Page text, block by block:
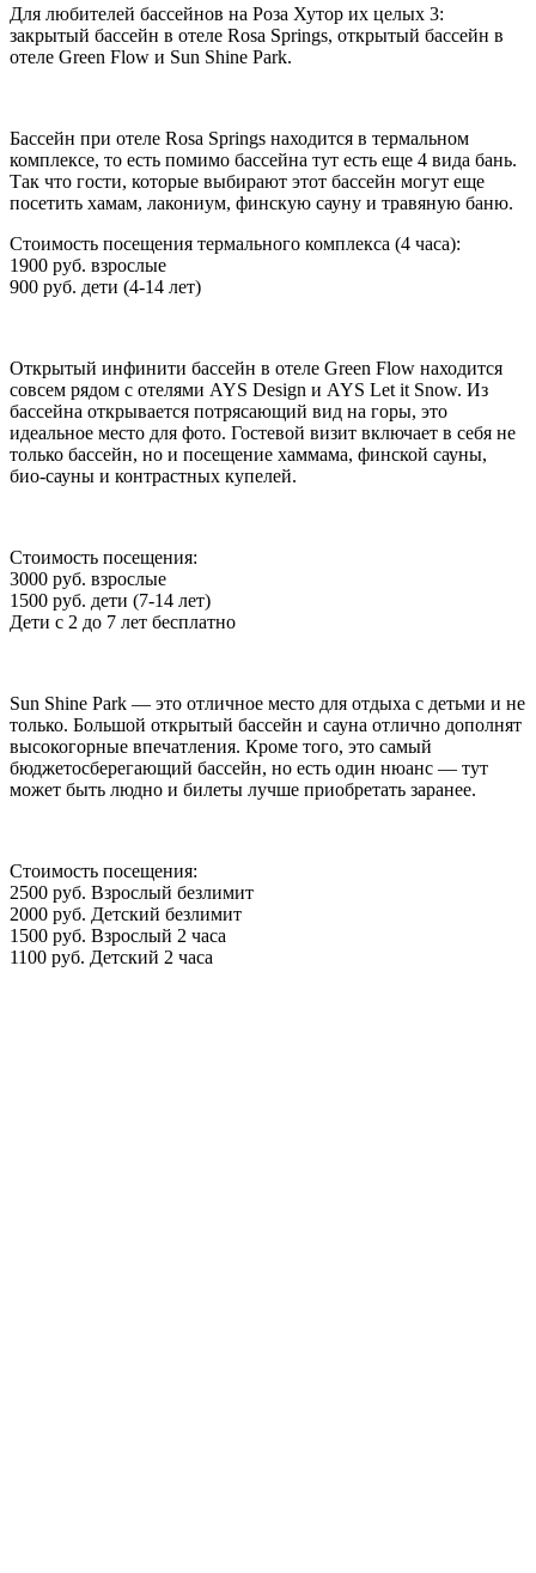
Для любителей бассейнов на Роза Хутор их целых 3:
закрытый бассейн в отеле Rosa Springs, открытый бассейн в
отеле Green Flow и Sun Shine Park.
Бассейн при отеле Rosa Springs находится в термальном
комплексе, то есть помимо бассейна тут есть еще 4 вида бань.
Так что гости, которые выбирают этот бассейн могут еще
посетить хамам, лакониум, финскую сауну и травяную баню.
Стоимость посещения термального комплекса (4 часа):
1900 руб. взрослые
900 руб. дети (4-14 лет)
Открытый инфинити бассейн в отеле Green Flow находится
совсем рядом с отелями AYS Design и AYS Let it Snow. Из
бассейна открывается потрясающий вид на горы, это
идеальное место для фото. Гостевой визит включает в себя не
только бассейн, но и посещение хаммама, финской сауны,
био-сауны и контрастных купелей.
Стоимость посещения:
3000 руб. взрослые
1500 руб. дети (7-14 лет)
Дети с 2 до 7 лет бесплатно
Sun Shine Park — это отличное место для отдыха с детьми и не
только. Большой открытый бассейн и сауна отлично дополнят
высокогорные впечатления. Кроме того, это самый
бюджетосберегающий бассейн, но есть один нюанс — тут
может быть людно и билеты лучше приобретать заранее.
Стоимость посещения:
2500 руб. Взрослый безлимит
2000 руб. Детский безлимит
1500 руб. Взрослый 2 часа
1100 руб. Детский 2 часа